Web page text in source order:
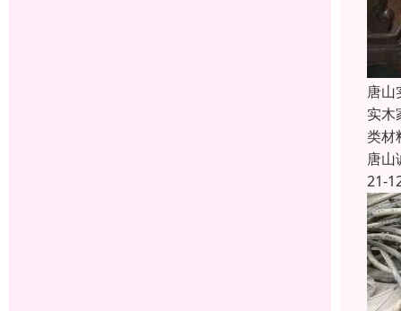
唐山
实木
类材
唐山
21-